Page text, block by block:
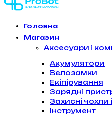
Головна
Магазин
Аксесуари і
Акумулятори
Велозамки
Екіпірування
Зарядні
Захисні чохли
Інструмент